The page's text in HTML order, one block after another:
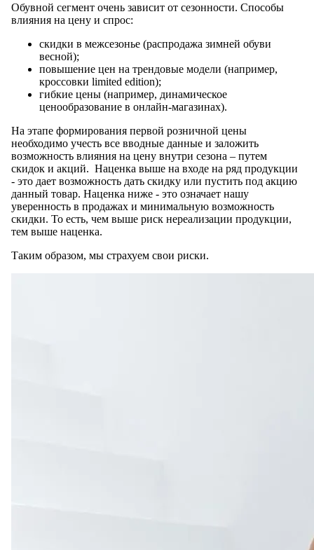
Обувной сегмент очень зависит от сезонности. Способы
влияния на цену и спрос:
скидки в межсезонье (распродажа зимней обуви
весной);
повышение цен на трендовые модели (например,
кроссовки limited edition);
гибкие цены (например, динамическое
ценообразование в онлайн-магазинах).
На этапе формирования первой розничной цены
необходимо учесть все вводные данные и заложить
возможность влияния на цену внутри сезона – путем
скидок и акций. Наценка выше на входе на ряд продукции
- это дает возможность дать скидку или пустить под акцию
данный товар. Наценка ниже - это означает нашу
уверенность в продажах и минимальную возможность
скидки. То есть, чем выше риск нереализации продукции,
тем выше наценка.
Таким образом, мы страхуем свои риски.